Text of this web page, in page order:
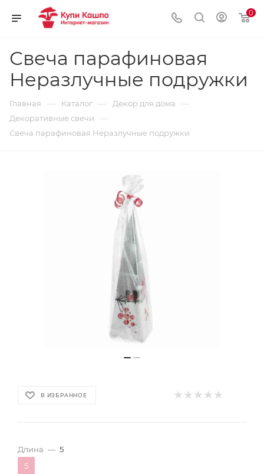
0
Свеча парафиновая
Неразлучные подружки
Главная — Каталог — Декор для дома —
Декоративные свечи —
Свеча парафиновая Неразлучные подружки
В ИЗБРАННОЕ
Длина — 5
5